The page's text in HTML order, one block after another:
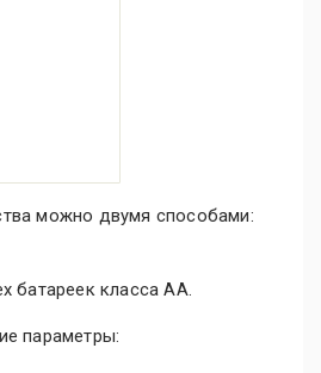
можно двумя способами:
батареек класса АА.
параметры: